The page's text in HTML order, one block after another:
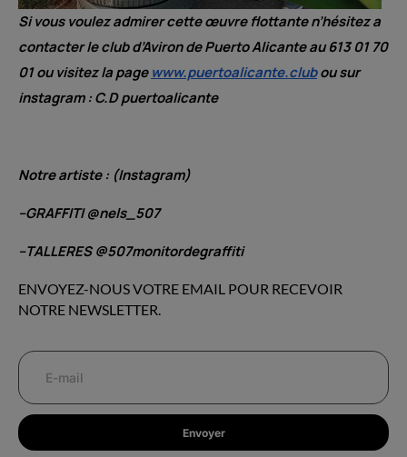
Si vous voulez admirer cette œuvre flottante n’hésitez a
contacter le club d’Aviron de Puerto Alicante au 613 01 70
01 ou visitez la page www.puertoalicante.clubou sur
instagram : C.D puertoalicante
Notre artiste: (Instagram)
–GRAFFITI @nels_507
–TALLERES @507monitordegraffiti
ENVOYEZ-NOUS VOTRE EMAIL POUR RECEVOIR
NOTRE NEWSLETTER.
Envoyer